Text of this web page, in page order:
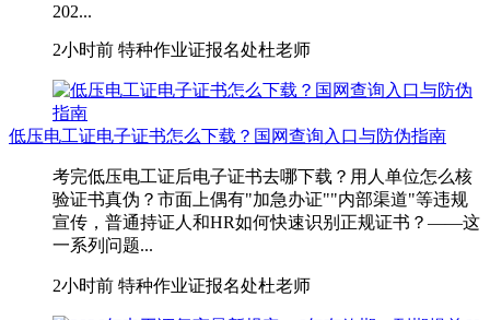
202...
2小时前 特种作业证报名处杜老师
低压电工证电子证书怎么下载？国网查询入口与防伪指南
考完低压电工证后电子证书去哪下载？用人单位怎么核
验证书真伪？市面上偶有"加急办证""内部渠道"等违规
宣传，普通持证人和HR如何快速识别正规证书？——这
一系列问题...
2小时前 特种作业证报名处杜老师